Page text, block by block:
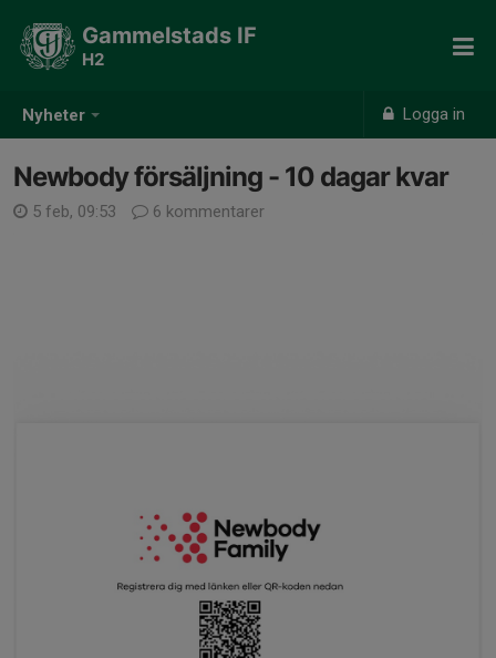
Nyheter Logga in
Gammelstads IF
H2
Newbody försäljning - 10 dagar kvar
5 feb, 09:53 6 kommentarer